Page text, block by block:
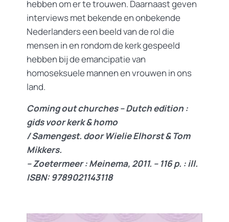
hebben om er te trouwen. Daarnaast geven
interviews met bekende en onbekende
Nederlanders een beeld van de rol die
mensen in en rondom de kerk gespeeld
hebben bij de emancipatie van
homoseksuele mannen en vrouwen in ons
land.
Coming out churches – Dutch edition :
gids voor kerk & homo
/ Samengest. door Wielie Elhorst & Tom
Mikkers.
– Zoetermeer : Meinema, 2011. – 116 p. : ill.
ISBN: 9789021143118